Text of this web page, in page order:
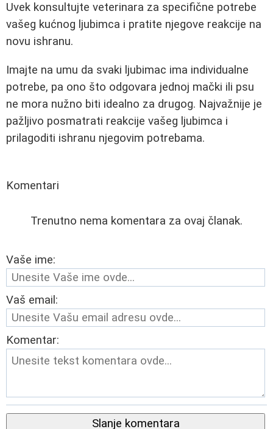
Uvek konsultujte veterinara za specifične potrebe
vašeg kućnog ljubimca i pratite njegove reakcije na
novu ishranu.
Imajte na umu da svaki ljubimac ima individualne
potrebe, pa ono što odgovara jednoj mački ili psu
ne mora nužno biti idealno za drugog. Najvažnije je
pažljivo posmatrati reakcije vašeg ljubimca i
prilagoditi ishranu njegovim potrebama.
Komentari
Trenutno nema komentara za ovaj članak.
Vaše ime:
Vaš email:
Komentar:
Slanje komentara